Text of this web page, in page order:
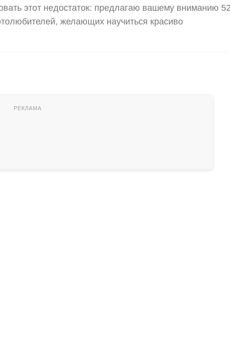
этот недостаток: предлагаю вашему вниманию 52
желающих научиться красиво